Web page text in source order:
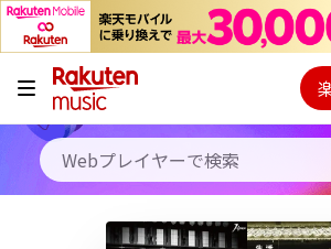
キャンペーン
料金プラン
使い方 ご契